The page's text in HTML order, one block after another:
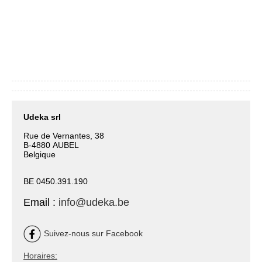
Udeka srl
Rue de Vernantes, 38
B-4880 AUBEL
Belgique
BE 0450.391.190
Email : info@udeka.be
Suivez-nous sur Facebook
Horaires: